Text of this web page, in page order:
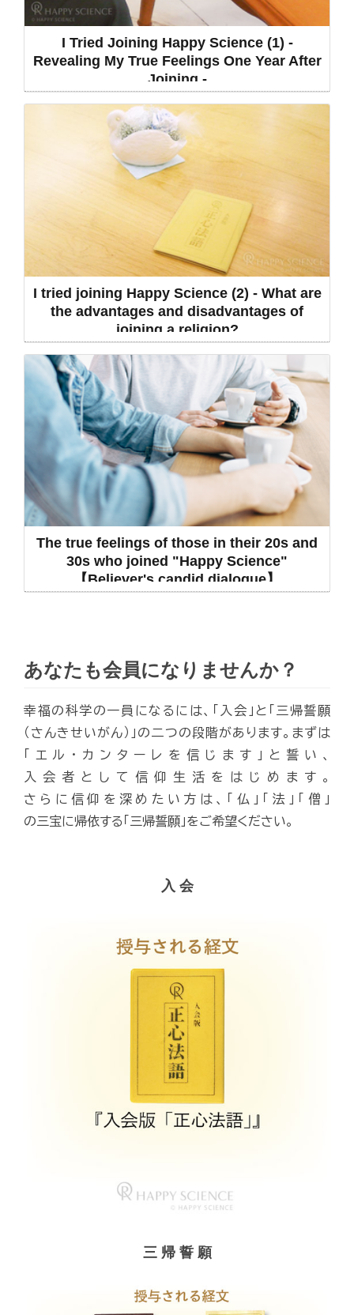
I Tried Joining Happy Science (1) -
Revealing My True Feelings One Year After
Joining -
I tried joining Happy Science (2) - What are
the advantages and disadvantages of
joining a religion?
The true feelings of those in their 20s and
30s who joined "Happy Science"
【Believer's candid dialogue】
あなたも会員になりませんか？
幸福の科学の一員になるには、「入会」と「三帰誓願
（さんきせいがん）」の二つの段階があります。まずは
「エル・カンターレを信じます」と誓い、
入会者として信仰生活をはじめます。
さらに信仰を深めたい方は、「仏」「法」「僧」
の三宝に帰依する「三帰誓願」をご希望ください。
入 会
三 帰 誓 願